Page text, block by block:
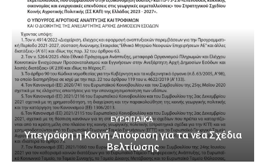
ΕΥΡΩΠΑΪΚΆ
Υπεγράφη η Κοινή Απόφαση για τα νέα Σχέδια
Βελτίωσης